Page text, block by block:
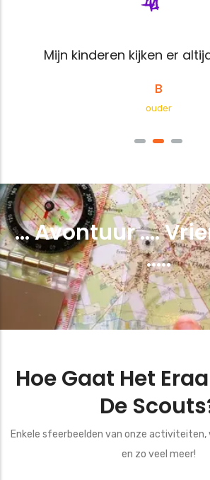
er altijd naar uit !
... Avontuur ....
.....
Hoe Gaat Het
De
Enkele sfeerbeelden van onze activiteiten,
en zo veel meer!